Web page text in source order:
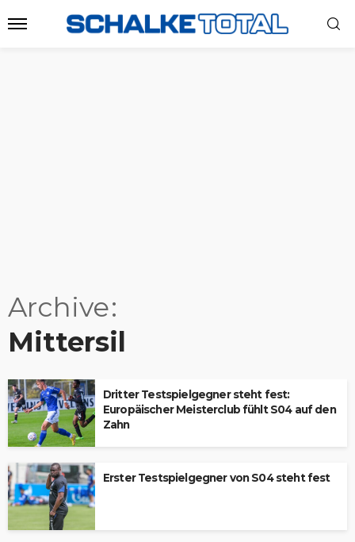
Archive
Mittersil
Dritter Testspielgegner steht fest:
Europäischer Meisterclub fühlt S04 auf den
Zahn
Erster Testspielgegner von S04 steht fest